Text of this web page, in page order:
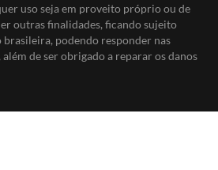
uso seja em proveito próprio ou de
outras finalidades, ficando sujeito
brasileira, podendo responder nas
de ser obrigado a reparar os danos